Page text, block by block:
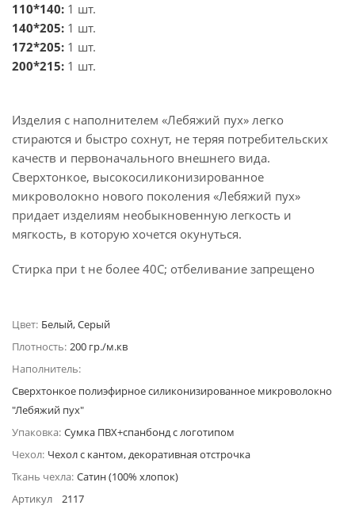
110*140: 1 шт.
140*205: 1 шт.
172*205: 1 шт.
200*215: 1 шт.
Изделия с наполнителем «Лебяжий пух» легко
стираются и быстро сохнут, не теряя потребительских
качеств и первоначального внешнего вида.
Сверхтонкое, высокосиликонизированное
микроволокно нового поколения «Лебяжий пух»
придает изделиям необыкновенную легкость и
мягкость, в которую хочется окунуться.
Стирка при t не более 40С; отбеливание запрещено
Цвет: Белый, Серый
Плотность: 200 гр./м.кв
Наполнитель:
Сверхтонкое полиэфирное силиконизированное микроволокно
"Лебяжий пух"
Упаковка: Сумка ПВХ+спанбонд с логотипом
Чехол: Чехол с кантом, декоративная отстрочка
Ткань чехла: Сатин (100% хлопок)
Артикул
2117